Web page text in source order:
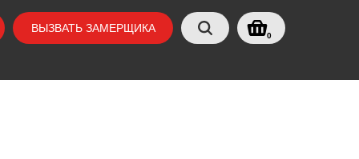
ВЫЗВАТЬ ЗАМЕРЩИКА
0